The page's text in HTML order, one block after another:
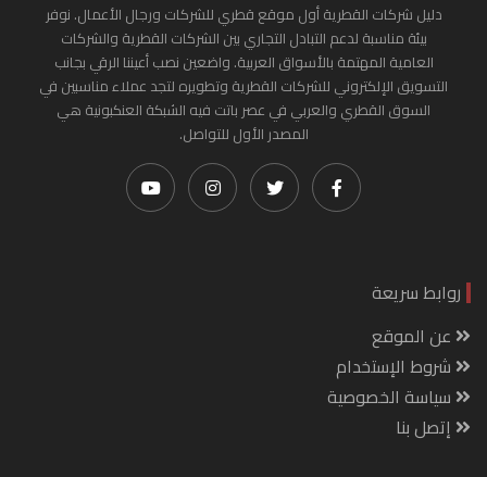
دليل شركات القطرية أول موقع قطري للشركات ورجال الأعمال. نوفر
بيئة مناسبة لدعم التبادل التجاري بين الشركات القطرية والشركات
العامية المهتمة بالأسواق العربية. واضعين نصب أعيننا الرقي بجانب
التسويق الإلكتروني للشركات القطرية وتطويره لتجد عملاء مناسبين في
السوق القطري والعربي في عصر باتت فيه الشبكة العنكبونية هي
المصدر الأول للتواصل.
روابط سريعة
عن الموقع
شروط الإستخدام
سياسة الخصوصية
إتصل بنا